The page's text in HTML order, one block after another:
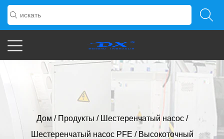
Дом / Продукты / Шестеренчатый насос/
Шестеренчатый насос PFE / Высокоточный